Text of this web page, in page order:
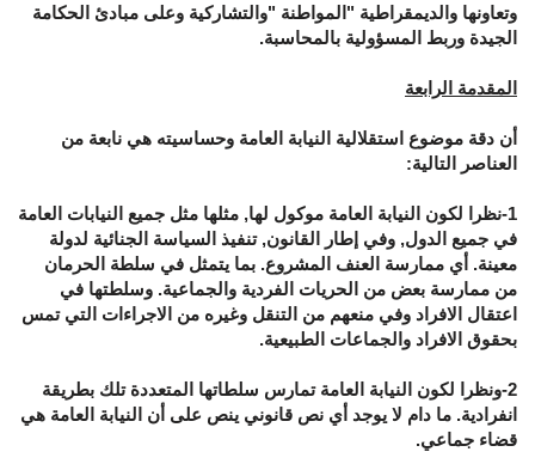
وتعاونها والديمقراطية "المواطنة "والتشاركية وعلى مبادئ الحكامة
الجيدة وربط المسؤولية بالمحاسبة.
المقدمة الرابعة
أن دقة موضوع استقلالية النيابة العامة وحساسيته هي نابعة من
العناصر التالية:
1-نظرا لكون النيابة العامة موكول لها, مثلها مثل جميع النيابات العامة
في جميع الدول, وفي إطار القانون, تنفيذ السياسة الجنائية لدولة
معينة. أي ممارسة العنف المشروع. بما يتمثل في سلطة الحرمان
من ممارسة بعض من الحريات الفردية والجماعية. وسلطتها في
اعتقال الافراد وفي منعهم من التنقل وغيره من الاجراءات التي تمس
بحقوق الافراد والجماعات الطبيعية.
2-ونظرا لكون النيابة العامة تمارس سلطاتها المتعددة تلك بطريقة
انفرادية. ما دام لا يوجد أي نص قانوني ينص على أن النيابة العامة هي
قضاء جماعي.